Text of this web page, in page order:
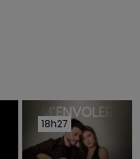
18h27
18h27